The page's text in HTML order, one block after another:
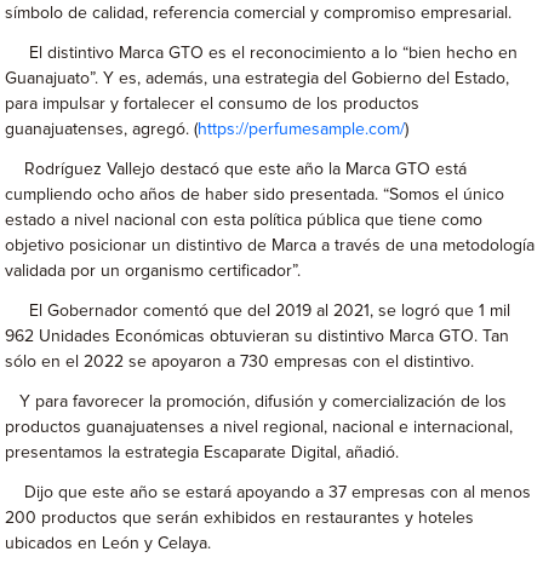
símbolo de calidad, referencia comercial y compromiso empresarial.
El distintivo Marca GTO es el reconocimiento a lo “bien hecho en
Guanajuato”. Y es, además, una estrategia del Gobierno del Estado,
para impulsar y fortalecer el consumo de los productos
guanajuatenses, agregó. (https://perfumesample.com/)
Rodríguez Vallejo destacó que este año la Marca GTO está
cumpliendo ocho años de haber sido presentada. “Somos el único
estado a nivel nacional con esta política pública que tiene como
objetivo posicionar un distintivo de Marca a través de una metodología
validada por un organismo certificador”.
El Gobernador comentó que del 2019 al 2021, se logró que 1 mil
962 Unidades Económicas obtuvieran su distintivo Marca GTO. Tan
sólo en el 2022 se apoyaron a 730 empresas con el distintivo.
Y para favorecer la promoción, difusión y comercialización de los
productos guanajuatenses a nivel regional, nacional e internacional,
presentamos la estrategia Escaparate Digital, añadió.
Dijo que este año se estará apoyando a 37 empresas con al menos
200 productos que serán exhibidos en restaurantes y hoteles
ubicados en León y Celaya.